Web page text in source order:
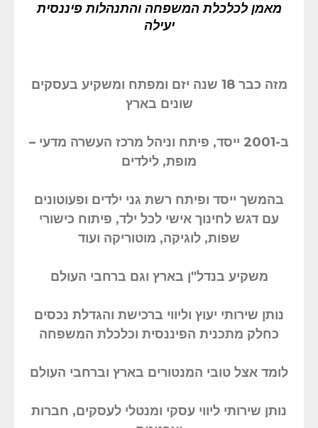
מאמן לכלכלת המשפחה והתנהלות פיננסית
יעילה
מזה כבר 18 שנה יזם ומפתח ומשקיע בעסקים
שונים בארץ
ב-2001 ייסד, פיתח וניהל מרכז העשרה מדעי –
מופת, לילדים
בהמשך ייסד ופיתח רשת גני ילדים ופעוטונים
עם דגש לחינוך אישי לכל ילד, פיתוח כישורי
שפות, לוגיקה, מוטוריקה ועוד
משקיע בנדל"ן בארץ וגם ברחבי העולם
נותן שירותי יעוץ וליווי ברכישת והגדלת נכסים
כחלק מתכנית הפיננסית וכלכלת המשפחה
לומד אצל טובי המנטורים בארץ וברחבי העולם
נותן שירותי ליווי עסקי ומנטלי לעסקים, חברות